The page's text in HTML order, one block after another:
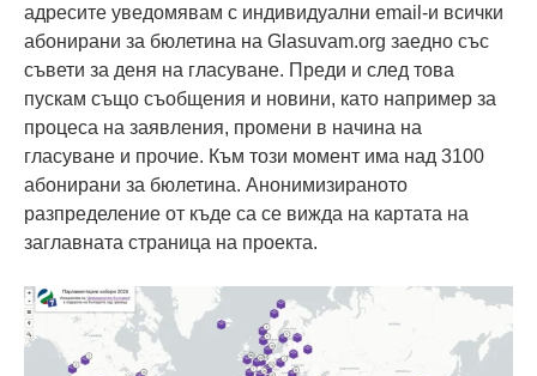
адресите уведомявам с индивидуални email-и всички
абонирани за бюлетина на Glasuvam.org заедно със
съвети за деня на гласуване. Преди и след това
пускам също съобщения и новини, като например за
процеса на заявления, промени в начина на
гласуване и прочие. Към този момент има над 3100
абонирани за бюлетина. Анонимизираното
разпределение от къде са се вижда на картата на
заглавната страница на проекта.